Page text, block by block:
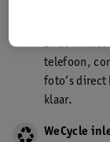
In de winkel
telefoon,
foto’s direct
klaar.
WeCycle